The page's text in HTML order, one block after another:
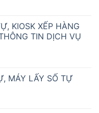
KIOSK XẾP HÀNG
TIN DỊCH VỤ
MÁY LẤY SỐ TỰ